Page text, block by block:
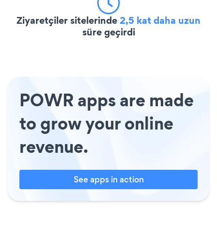
Ziyaretçiler sitelerinde2,5 kat daha uzun
süre geçirdi
POWR apps are made
to grow your online
revenue.
See apps in action